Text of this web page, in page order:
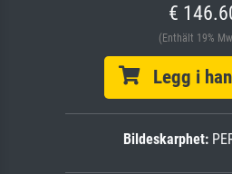
€
(Enthält 19%
Legg i
Bildeskarphet: